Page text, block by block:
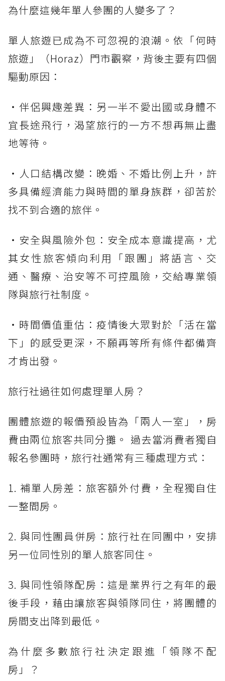
為什麼這幾年單人參團的人變多了？
單人旅遊已成為不可忽視的浪潮。依「何時
旅遊」（Horaz）門市觀察，背後主要有四個
驅動原因：
・伴侶興趣差異：另一半不愛出國或身體不
宜長途飛行，渴望旅行的一方不想再無止盡
地等待。
・人口結構改變：晚婚、不婚比例上升，許
多具備經濟能力與時間的單身族群，卻苦於
找不到合適的旅伴。
・安全與風險外包：安全成本意識提高，尤
其女性旅客傾向利用「跟團」將語言、交
通、醫療、治安等不可控風險，交給專業領
隊與旅行社制度。
・時間價值重估：疫情後大眾對於「活在當
下」的感受更深，不願再等所有條件都備齊
才肯出發。
旅行社過往如何處理單人房？
團體旅遊的報價預設皆為「兩人一室」，房
費由兩位旅客共同分攤。 過去當消費者獨自
報名參團時，旅行社通常有三種處理方式：
1. 補單人房差：旅客額外付費，全程獨自住
一整間房。
2. 與同性團員併房：旅行社在同團中，安排
另一位同性別的單人旅客同住。
3. 與同性領隊配房：這是業界行之有年的最
後手段，藉由讓旅客與領隊同住，將團體的
房間支出降到最低。
為什麼多數旅行社決定跟進「領隊不配
房」？